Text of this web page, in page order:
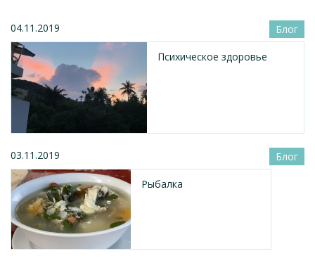
04.11.2019 Блог
Психическое здоровье
03.11.2019 Блог
Рыбалка